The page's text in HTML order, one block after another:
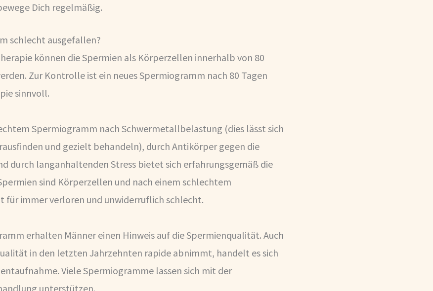
Dich regelmäßig.
schlecht ausgefallen?
können die Spermien als Körperzellen innerhalb von 80
Zur Kontrolle ist ein neues Spermiogramm nach 80 Tagen
sinnvoll.
Spermiogramm nach Schwermetallbelastung (dies lässt sich
und gezielt behandeln), durch Antikörper gegen die
durch langanhaltenden Stress bietet sich erfahrungsgemäß die
sind Körperzellen und nach einem schlechtem
für immer verloren und unwiderruflich schlecht.
erhalten Männer einen Hinweis auf die Spermienqualität. Auch
in den letzten Jahrzehnten rapide abnimmt, handelt es sich
Viele Spermiogramme lassen sich mit der
unterstützen.